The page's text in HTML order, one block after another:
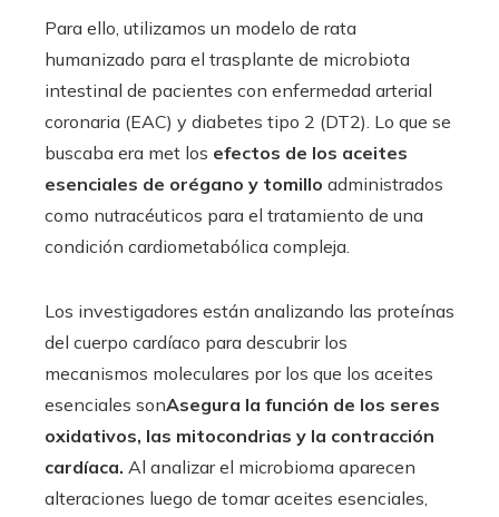
Para ello, utilizamos un modelo de rata
humanizado para el trasplante de microbiota
intestinal de pacientes con enfermedad arterial
coronaria (EAC) y diabetes tipo 2 (DT2). Lo que se
buscaba era met los efectos de los aceites
esenciales de orégano y tomillo administrados
como nutracéuticos para el tratamiento de una
condición cardiometabólica compleja.
Los investigadores están analizando las proteínas
del cuerpo cardíaco para descubrir los
mecanismos moleculares por los que los aceites
esenciales sonAsegura la función de los seres
oxidativos, las mitocondrias y la contracción
cardíaca. Al analizar el microbioma aparecen
alteraciones luego de tomar aceites esenciales,